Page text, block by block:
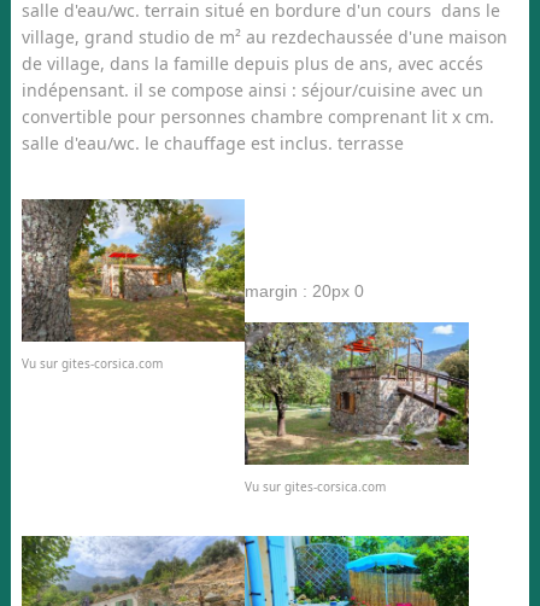
salle d'eau/wc. terrain situé en bordure d'un cours dans le
village, grand studio de m² au rezdechaussée d'une maison
de village, dans la famille depuis plus de ans, avec accés
indépensant. il se compose ainsi : séjour/cuisine avec un
convertible pour personnes chambre comprenant lit x cm.
salle d'eau/wc. le chauffage est inclus. terrasse
Vu sur gites-corsica.com
margin : 20px 0
Vu sur gites-corsica.com